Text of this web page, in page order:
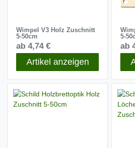
Wimpel V3 Holz Zuschnitt
5-50cm
ab 4,74 €
Artikel anzeigen
5-
ab